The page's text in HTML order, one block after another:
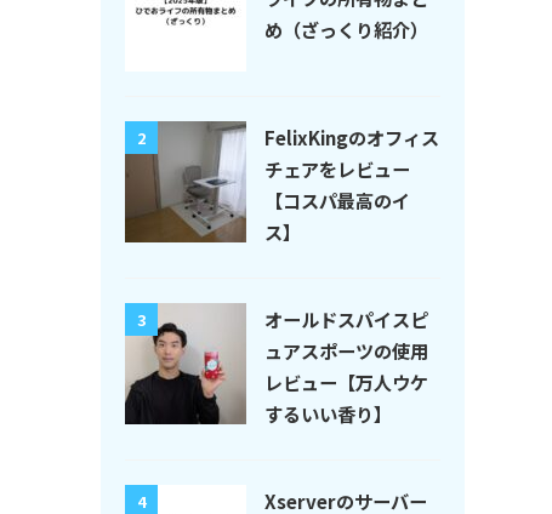
め（ざっくり紹介）
2
FelixKingのオフィス
チェアをレビュー
【コスパ最高のイ
ス】
3
オールドスパイスピ
ュアスポーツの使用
レビュー【万人ウケ
するいい香り】
4
Xserverのサーバー